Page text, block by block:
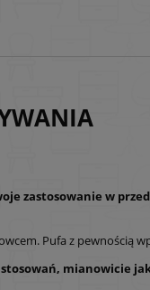
zastosowanie w
Pufa z pewnością
mianowicie